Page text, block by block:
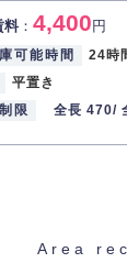
料： 4,400円
可能時間
24時
平置き
限
全長 470/
Area